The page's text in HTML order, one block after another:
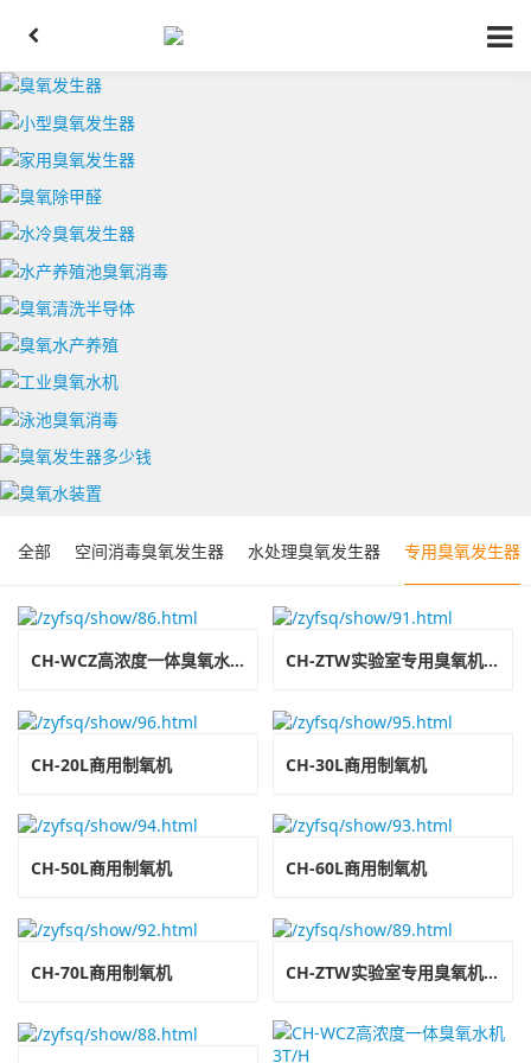
全部 空间消毒臭氧发生器 水处理臭氧发生器 专用臭氧发生器
CH-WCZ高浓度一体臭氧水机2T/H CH-ZTW实验室专用臭氧机3g/h
CH-20L商用制氧机 CH-30L商用制氧机
CH-50L商用制氧机 CH-60L商用制氧机
CH-70L商用制氧机 CH-ZTW实验室专用臭氧机5g/h